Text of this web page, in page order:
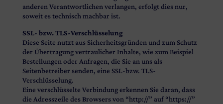
anderen Verantwortlichen verlangen, erfolgt dies nur,
soweit es technisch machbar ist.
SSL- bzw. TLS-Verschlüsselung
Diese Seite nutzt aus Sicherheitsgründen und zum Schutz
der Übertragung vertraulicher Inhalte, wie zum Beispiel
Bestellungen oder Anfragen, die Sie an uns als
Seitenbetreiber senden, eine SSL-bzw. TLS-
Verschlüsselung.
Eine verschlüsselte Verbindung erkennen Sie daran, dass
die Adresszeile des Browsers von “http://” auf “https://”